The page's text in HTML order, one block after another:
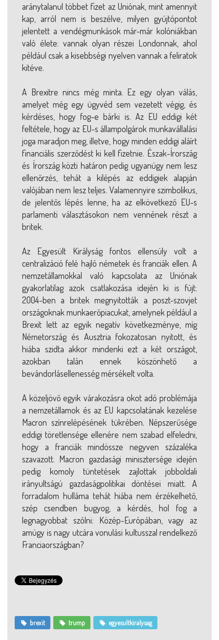
aránytalanul többet fizet az Uniónak, mint amennyit
kap, arról nem is beszélve, milyen gyújtópontot
jelentett a vendégmunkások már-már kolóniákban
való élete: vannak olyan részei Londonnak, ahol
például csak a kisebbségi nyelven vannak a feliratok
kitéve.
A Brexitre nincs még minta. Ez egy olyan válás,
amelyet még egy ügyvéd sem vezetett végig, és
kérdéses, hogy fog-e bárki is. Az EU eddigi két
feltétele, hogy az EU-s állampolgárok munkavállalási
joga maradjon meg, illetve, hogy minden eddigi aláírt
financiális szerződést ki kell fizetnie. Észak-Írország
és Írország közti határon pedig ugyanúgy nem lesz
ellenőrzés, tehát a kilépés az eddigiek alapján
valójában nem lesz teljes. Valamennyire szimbolikus,
de jelentős lépés lenne, ha az elkövetkező EU-s
parlamenti választásokon nem vennének részt a
britek.
Az Egyesült Királyság fontos ellensúly volt a
centralizáció felé hajló németek és franciák ellen. A
nemzetállamokkal való kapcsolata az Uniónak
gyakorlatilag azok csatlakozása idején ki is fújt:
2004-ben a britek megnyitották a poszt-szovjet
országoknak munkaerőpiacukat, amelynek például a
Brexit lett az egyik negatív következménye, míg
Németország és Ausztria fokozatosan nyitott, és
hiába szidta akkor mindenki ezt a két országot,
azokban talán ennek köszönhető a
bevándorlásellenesség mérsékelt volta.
A közeljövő egyik várakozásra okot adó problémája
a nemzetállamok és az EU kapcsolatának kezelése
Macron színrelépésének tükrében. Népszerűsége
eddigi töretlensége ellenére nem szabad elfeledni,
hogy a franciák mindössze negyven százaléka
szavazott. Macron gazdasági minisztersége idején
pedig komoly tüntetések zajlottak jobboldali
irányultságú gazdaságpolitikai döntései miatt. A
forradalom hulláma tehát hiába nem érzékelhető,
szép csendben bugyog, a kérdés, hol fog a
legnagyobbat szólni: Közép-Európában, vagy az
amúgy is nagy utcára vonulási kultusszal rendelkező
Franciaországban?
brexit trump egyesultkiralysag